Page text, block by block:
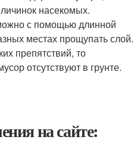
насекомых.
с помощью длинной
местах прощупать слой.
препятствий, то
отсутствуют в грунте.
на сайте: